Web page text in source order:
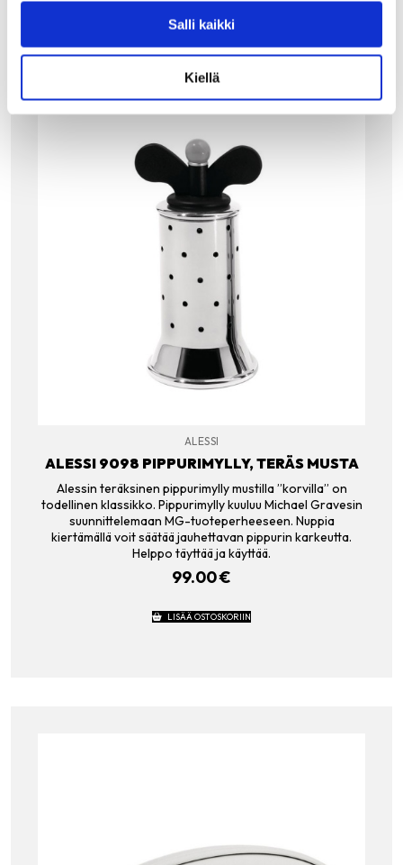
Salli kaikki
Kiellä
Tutustu myös
ALESSI
ALESSI 9098 PIPPURIMYLLY, TERÄS MUSTA
Alessin teräksinen pippurimylly mustilla ”korvilla” on
todellinen klassikko. Pippurimylly kuuluu Michael Gravesin
suunnittelemaan MG-tuoteperheeseen. Nuppia
kiertämällä voit säätää jauhettavan pippurin karkeutta.
Helppo täyttää ja käyttää.
99.00€
LISÄÄ OSTOSKORIIN